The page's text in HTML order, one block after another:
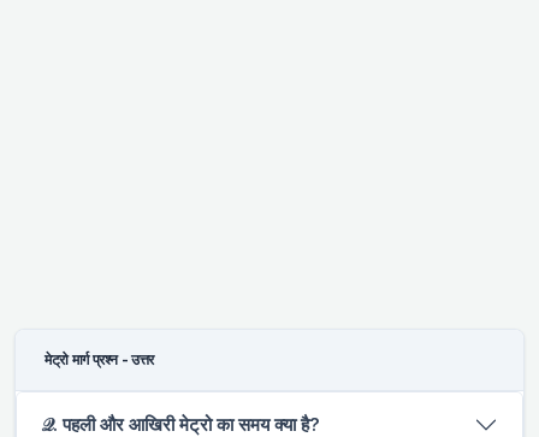
मेट्रो मार्ग प्रश्न - उत्तर
𝒬. पहली और आखिरी मेट्रो का समय क्या है?